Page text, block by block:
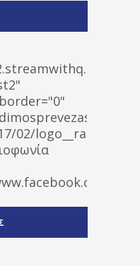
wp-
02/
artist="" ]